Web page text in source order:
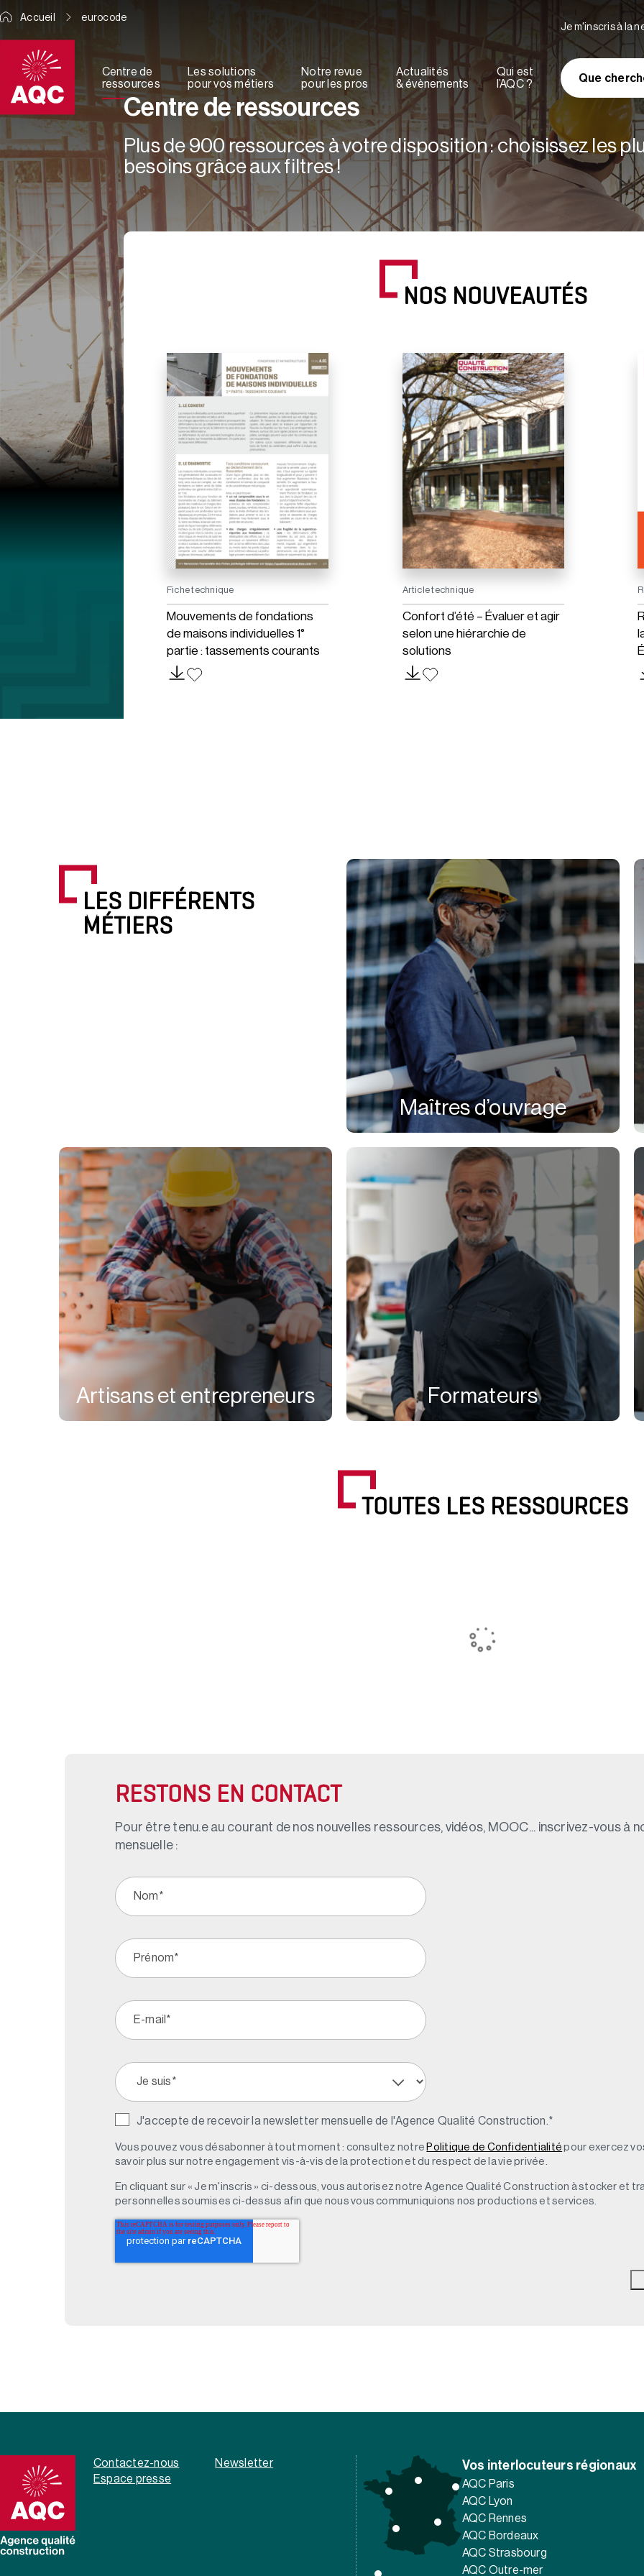
Centre de
ressources
Les solutions
pour vos métiers
Notre revue
pour les pros
Actualités
& évènements
Qui est
l’AQC ?
Je m'inscris à la
Que
Accueil eurocode
Centre de ressources
Plus de 900 ressources à votre disposition : choisissez les
besoins grâce aux filtres !
NOS NOUVEAUTÉS
Fiche technique
Mouvements de fondations
de maisons individuelles 1°
partie : tassements courants
Article technique
Confort d’été – Évaluer et agir
selon une hiérarchie de
solutions
LES DIFFÉRENTS
MÉTIERS
Maîtres d’ouvrage
Artisans et entrepreneurs Formateurs
TOUTES LES RESSOURCES
RESTONS EN CONTACT
Pour être tenu.e au courant de nos nouvelles ressources, vidéos, MOOC... inscrivez-vous à
mensuelle :
J'accepte de recevoir la newsletter mensuelle de l'Agence Qualité Construction.*
Vous pouvez vous désabonner à tout moment : consultez notre Politique de Confidentialité pour exercez
savoir plus sur notre engagement vis-à-vis de la protection et du respect de la vie privée.
En cliquant sur « Je m'inscris » ci-dessous, vous autorisez notre Agence Qualité Construction à stocker et
personnelles soumises ci-dessus afin que nous vous communiquions nos productions et services.
Contactez-nous
Newsletter
Espace presse
Vos interlocuteurs régionaux
AQC Paris
AQC Lyon
AQC Rennes
AQC Bordeaux
AQC Strasbourg
AQC Outre-mer